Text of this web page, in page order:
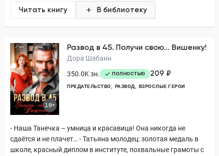
Читать книгу В библиотеку
18+
Развод в 45. Получи свою... Вишенку!
Дора Шабанн
350.0K зн.
ПОЛНОСТЬЮ 209 ₽
ПРЕДАТЕЛЬСТВО РАЗВОД ВЗРОСЛЫЕ ГЕРОИ
- Наша Танечка – умница и красавица! Она никогда не
сдаётся и не плачет… - Татьяна молодец: золотая медаль в
школе, красный диплом в институте, похвальные грамоты с